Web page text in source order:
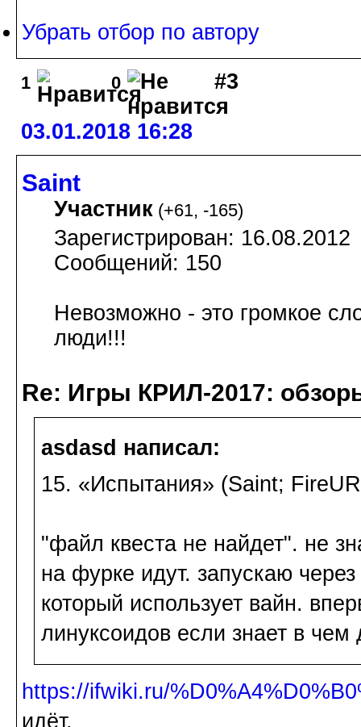
Убрать отбор по автору
1 0 #3
03.01.2018 16:28
Saint
Участник (+61, -165)
Зарегистрирован: 16.08.2012
Сообщений: 150
Невозможно - это громкое
люди!!!
Re: Игры КРИЛ-2017:
asdasd написал:
15. «Испытания» (Saint;
"файл квеста не найдет". не
на фурке идут. запускаю
который использует вайн.
линуксоидов если знает в
https://ifwiki.ru/
идёт.